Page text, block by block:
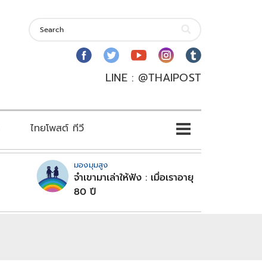
LINE : @THAIPOST
ไทยโพสต์ ทีวี
มองมุมสูง
จำเขามาเล่าให้ฟัง : เมื่อเราอายุ
80 ปี